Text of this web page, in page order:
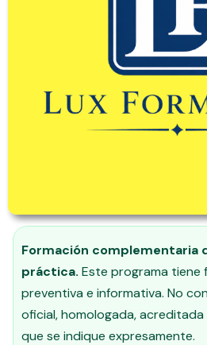
Formación complementaria
práctica. Este programa tiene
preventiva e informativa. No
oficial, homologada,
que se indique expresamente.